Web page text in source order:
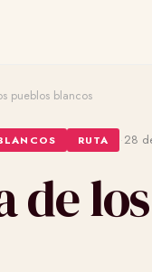
pueblos blancos
RUTA ·28
de